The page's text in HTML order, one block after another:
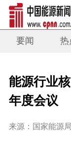
要闻 热
能源行业
年度会议
来源：国家能源局